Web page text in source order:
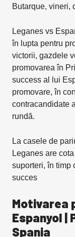
Butarque, vineri,
Leganes vs
în lupta pentru
victorii, gazdele
promovarea în
success al lui
promovare, în
contracandidate
rundă.
La casele de
Leganes are
suporteri, în timp
succes
Motivarea
Espanyol
Spania